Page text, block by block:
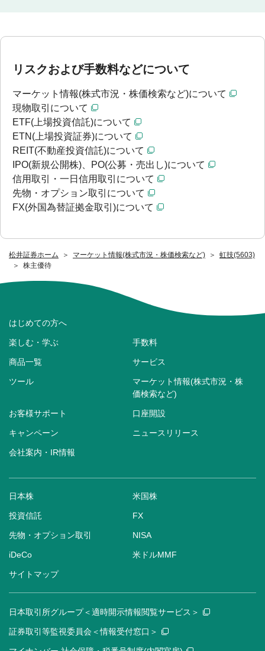
松井証券ホーム マーケット情報(株式市況・株価検索など)
虹技(5603)
株主優待
リスクおよび手数料などについて
マーケット情報(株式市況・株価検索など)について
現物取引について
ETF(上場投資信託)について
ETN(上場投資証券)について
REIT(不動産投資信託)について
IPO(新規公開株)、PO(公募・売出し)について
信用取引・一日信用取引について
先物・オプション取引について
FX(外国為替証拠金取引)について
はじめての方へ
楽しむ・学ぶ 手数料
商品一覧 サービス
ツール
マーケット情報(株式市況・株
価検索など)
お客様サポート 口座開設
キャンペーン ニュースリリース
会社案内・IR情報
日本株 米国株
投資信託 FX
先物・オプション取引 NISA
iDeCo 米ドルMMF
サイトマップ
日本取引所グループ＜適時開示情報閲覧サービス＞
証券取引等監視委員会＜情報受付窓口＞